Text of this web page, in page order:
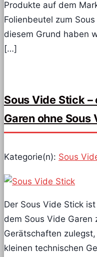
Produkte auf dem
Folienbeutel zum
diesem Grund haben
[…]
Sous Vide Stick
Garen ohne Sous
Kategorie(n): Sous
Der Sous Vide Stick
dem Sous Vide Garen
Gerätschaften
kleinen technischen